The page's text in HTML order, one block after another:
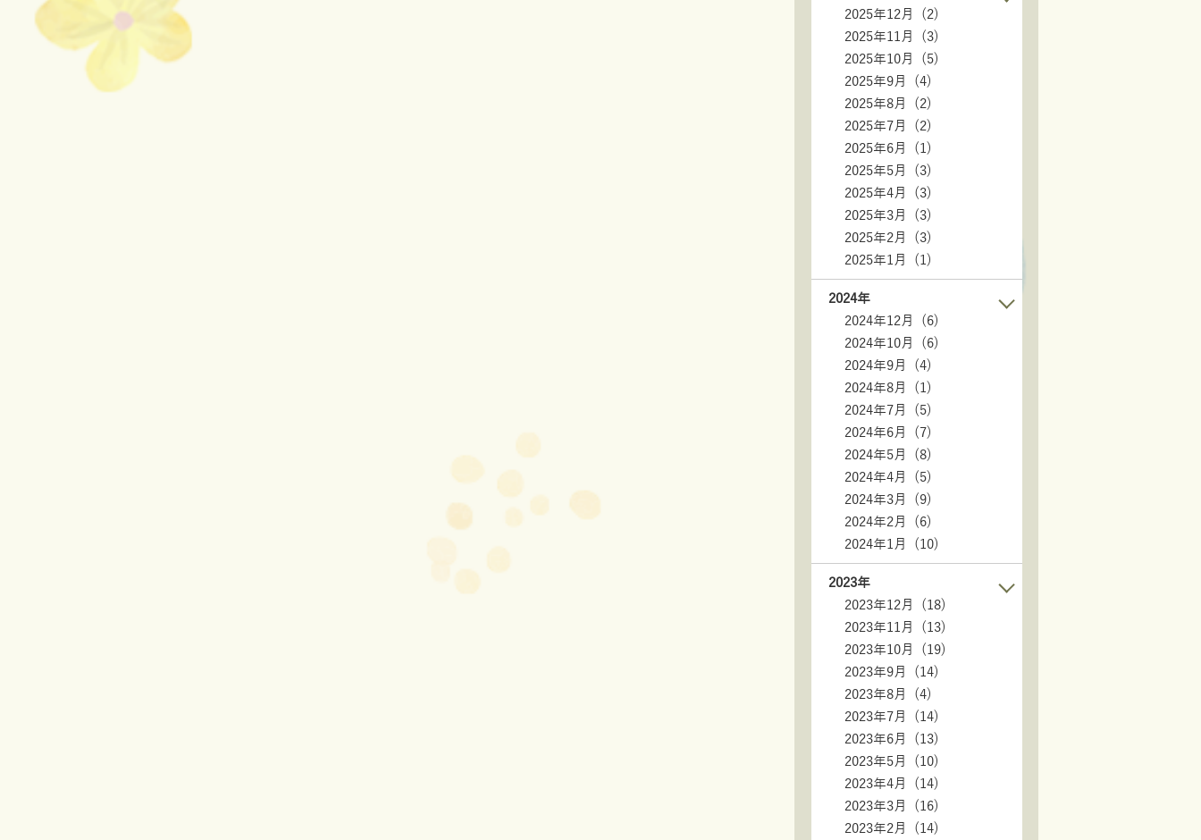
2025年12月 (2)
2025年11月 (3)
2025年10月 (5)
2025年9月 (4)
2025年8月 (2)
2025年7月 (2)
2025年6月 (1)
2025年5月 (3)
2025年4月 (3)
2025年3月 (3)
2025年2月 (3)
2025年1月 (1)
2024年
2024年12月 (6)
2024年10月 (6)
2024年9月 (4)
2024年8月 (1)
2024年7月 (5)
2024年6月 (7)
2024年5月 (8)
2024年4月 (5)
2024年3月 (9)
2024年2月 (6)
2024年1月 (10)
2023年
2023年12月 (18)
2023年11月 (13)
2023年10月 (19)
2023年9月 (14)
2023年8月 (4)
2023年7月 (14)
2023年6月 (13)
2023年5月 (10)
2023年4月 (14)
2023年3月 (16)
2023年2月 (14)